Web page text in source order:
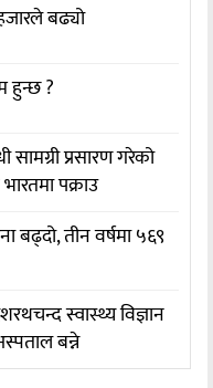
बढ्यो
हुन्छ ?
सामग्री प्रसारण गरेको
पक्राउ
बढ्दो, तीन वर्षमा ५६९
स्वास्थ्य विज्ञान
बन्ने